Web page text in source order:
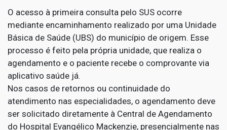
O acesso à primeira consulta pelo SUS ocorre
mediante encaminhamento realizado por uma Unidade
Básica de Saúde (UBS) do município de origem. Esse
processo é feito pela própria unidade, que realiza o
agendamento e o paciente recebe o comprovante via
aplicativo saúde já.
Nos casos de retornos ou continuidade do
atendimento nas especialidades, o agendamento deve
ser solicitado diretamente à Central de Agendamento
do Hospital Evangélico Mackenzie, presencialmente nas